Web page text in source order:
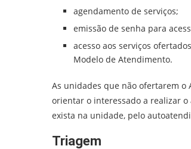
agendamento de serviços;
emissão de senha para
acesso aos serviços
Modelo de Atendimento.
As unidades que não ofertarem o
orientar o interessado a realizar o
exista na unidade, pelo
Triagem